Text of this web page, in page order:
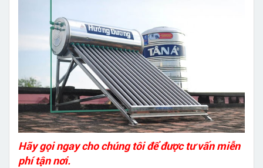
Hãy gọi ngay cho chúng tôi để được tư vấn miễn
phí tận nơi.